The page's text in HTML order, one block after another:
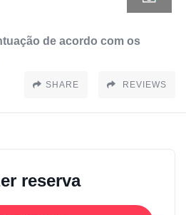
de acordo com os
SHARE REVIEWS
reserva